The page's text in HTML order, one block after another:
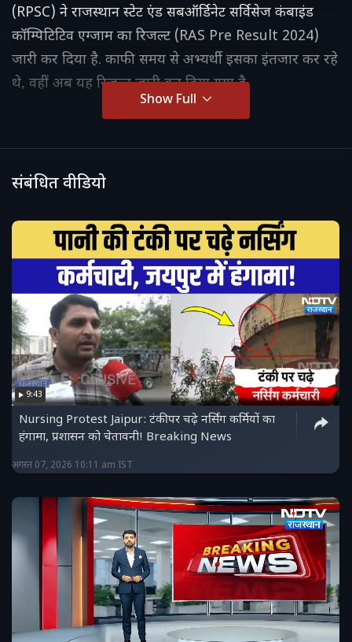
(RPSC) ने राजस्थान स्टेट एंड सबऑर्डिनेट सर्विसेज कंबाइंड
कॉम्पिटिटिव एग्जाम का रिजल्ट (RAS Pre Result 2024)
जारी कर दिया है. काफी समय से अभ्यर्थी इसका इंतजार कर रहे
थे, वहीं अब यह रिजल्ट जारी कर दिया गया है
Show Full
संबंधित वीडियो
9:43
Nursing Protest Jaipur: टंकी पर चढ़े नर्सिंग कर्मियों का
हंगामा, प्रशासन को चेतावनी! Breaking News
अगस्त 07, 2026 10:11 am IST